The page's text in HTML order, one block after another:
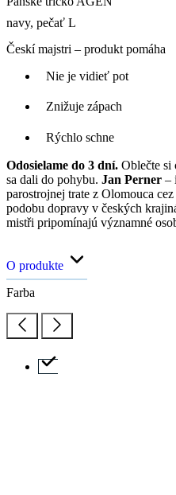
navy, pečať L
Českí majstri – produkt pomáha
Nie je vidieť pot
Znižuje zápach
Rýchlo schne
Odosielame do 3 dní. Oblečte si
sa dali do pohybu. Jan Perner –
parostrojnej trate z Olomouca
podobu dopravy v českých
mistři pripomínajú významné
O produkte
Farba